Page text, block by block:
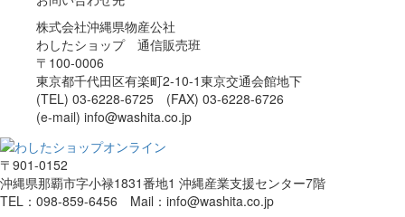
株式会社沖縄県物産公社
わしたショップ 通信販売班
〒100-0006
東京都千代田区有楽町2-10-1東京交通会館地下
(TEL) 03-6228-6725 (FAX) 03-6228-6726
(e-mail) info@washita.co.jp
〒901-0152
沖縄県那覇市字小禄1831番地1 沖縄産業支援センター7階
TEL：098-859-6456 Mail：info@washita.co.jp